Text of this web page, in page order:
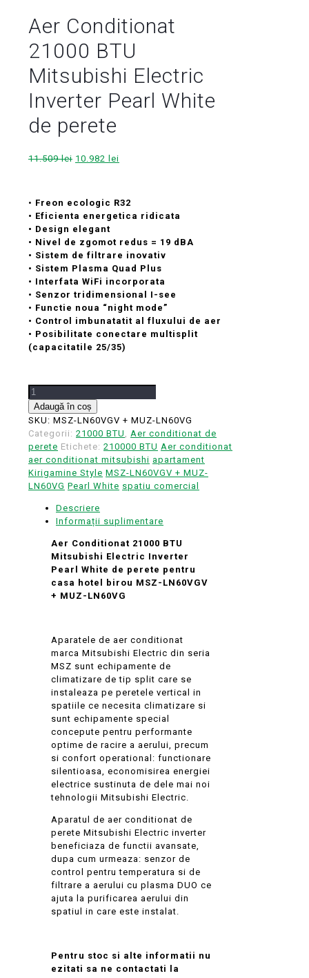
Aer Conditionat
21000 BTU
Mitsubishi Electric
Inverter Pearl White
de perete
11.509lei Prețul
fost:
11.509 lei.
10.982 lei
10.982 lei.
• Freon ecologic R32
• Eficienta energetica ridicata
• Design elegant
• Nivel de zgomot redus = 19 dBA
• Sistem de filtrare inovativ
• Sistem Plasma Quad Plus
• Interfata WiFi incorporata
• Senzor tridimensional I-see
• Functie noua “night mode”
• Control imbunatatit al fluxului de aer
• Posibilitate conectare multisplit
(capacitatile 25/35)
Cantitate
Aer
Conditionat
21000
BTU
Mitsubishi
Electric
Inverter
White
Adaugă în coș
SKU: MSZ-LN60VGV + MUZ-LN60VG
Categorii: 21000 BTU , Aer conditionat de
perete Etichete: 210000 BTU Aer conditionat
aer conditionat mitsubishi apartament
Kirigamine Style MSZ-LN60VGV + MUZ-
LN60VG Pearl White spatiu comercial
Descriere
Informații suplimentare
Aer Conditionat 21000 BTU
Mitsubishi Electric Inverter
Pearl White de perete pentru
casa hotel birou MSZ-LN60VGV
+ MUZ-LN60VG
Aparatele de aer conditionat
marca Mitsubishi Electric din seria
MSZ sunt echipamente de
climatizare de tip split care se
instaleaza pe peretele vertical in
spatiile ce necesita climatizare si
sunt echipamente special
concepute pentru performante
optime de racire a aerului, precum
si confort operational: functionare
silentioasa, economisirea energiei
electrice sustinuta de dele mai noi
tehnologii Mitsubishi Electric.
Aparatul de aer conditionat de
perete Mitsubishi Electric inverter
beneficiaza de functii avansate,
dupa cum urmeaza: senzor de
control pentru temperatura si de
filtrare a aerului cu plasma DUO ce
ajuta la purificarea aerului din
spatiul in care este instalat.
Pentru stoc si alte informatii nu
ezitati sa ne contactati la